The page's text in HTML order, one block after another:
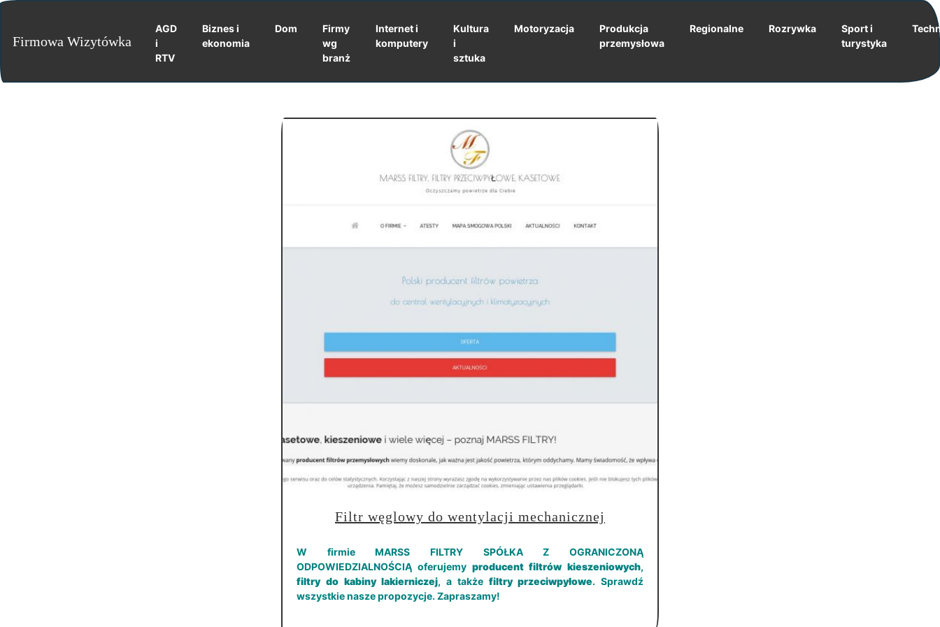
Firmowa Wizytówka
AGD
i
RTV
Biznes i
ekonomia
Dom
Firmy
wg
branż
Internet i
komputery
Kultura
i
sztuka
Motoryzacja
Produkcja
przemysłowa
Regionalne Rozrywka
Sport i
turystyka
Filtr węglowy do wentylacji mechanicznej
W firmie MARSS FILTRY SPÓŁKA Z OGRANICZONĄ
ODPOWIEDZIALNOŚCIĄ oferujemy producent filtrów kieszeniowych,
filtry do kabiny lakierniczej, a także filtry przeciwpyłowe. Sprawdź
wszystkie nasze propozycje. Zapraszamy!